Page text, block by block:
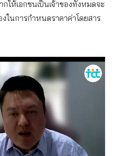
กให้เอกชนเป็นเจ้าของทั้งหมดจะ
ในการกำหนดราคาค่าโดยสาร